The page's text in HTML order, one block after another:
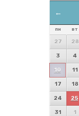
←
ПН ВТ
27 28
3 4
10 11
17 18
24 25
31 1